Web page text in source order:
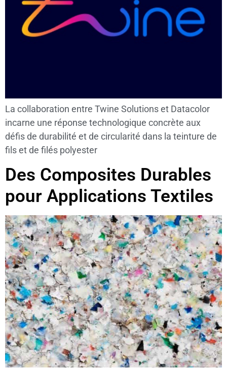
La collaboration entre Twine Solutions et Datacolor
incarne une réponse technologique concrète aux
défis de durabilité et de circularité dans la teinture de
fils et de filés polyester
Des Composites Durables
pour Applications Textiles